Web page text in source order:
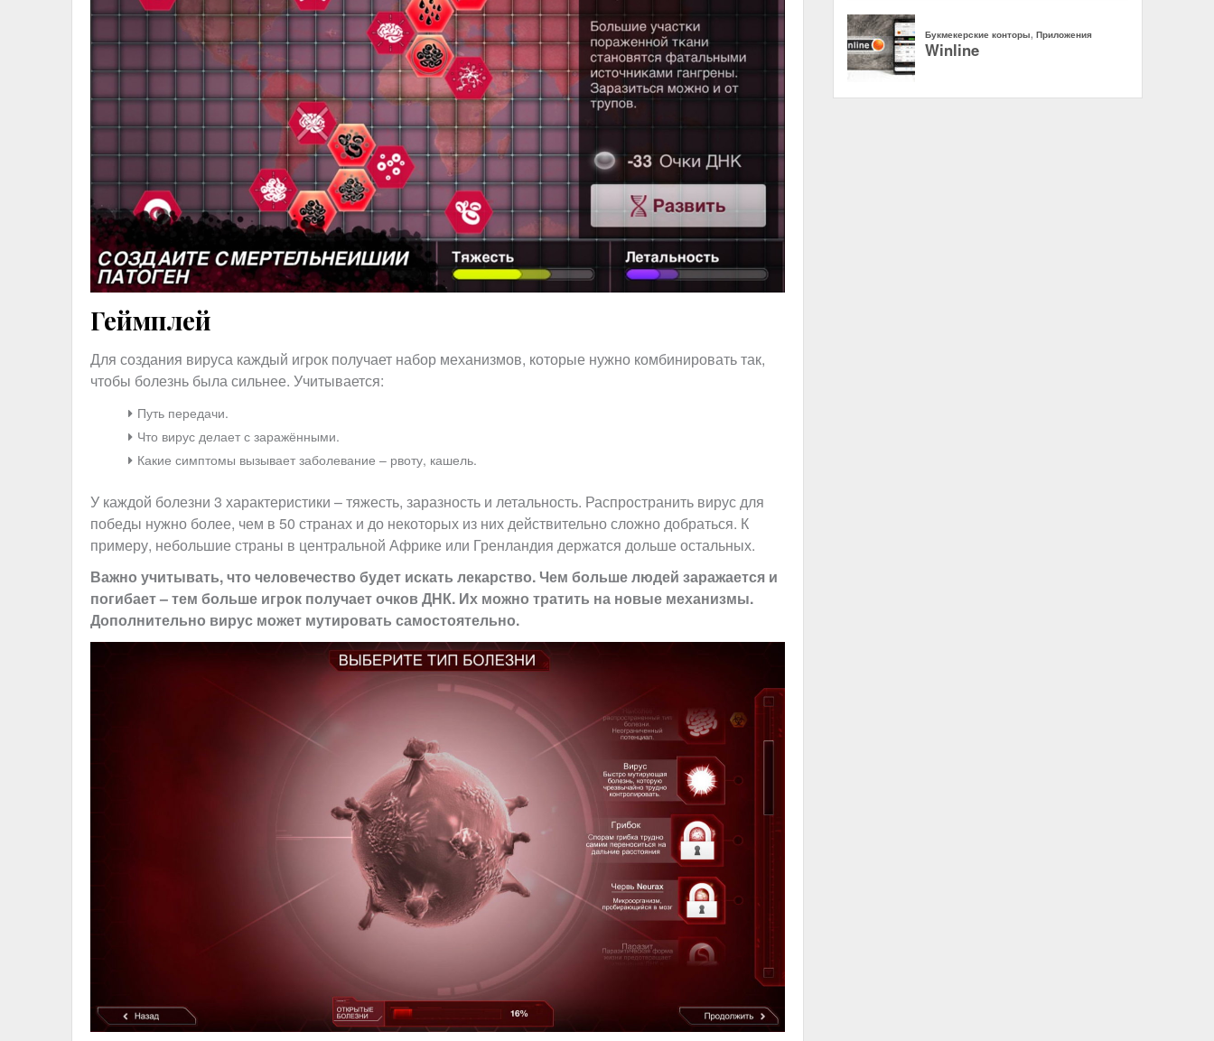
Геймплей
Для создания вируса каждый игрок получает набор механизмов, которые нужно комбинировать так,
чтобы болезнь была сильнее. Учитывается:
Путь передачи.
Что вирус делает с заражёнными.
Какие симптомы вызывает заболевание – рвоту, кашель.
У каждой болезни 3 характеристики – тяжесть, заразность и летальность. Распространить вирус для
победы нужно более, чем в 50 странах и до некоторых из них действительно сложно добраться. К
примеру, небольшие страны в центральной Африке или Гренландия держатся дольше остальных.
Важно учитывать, что человечество будет искать лекарство. Чем больше людей заражается и
погибает – тем больше игрок получает очков ДНК. Их можно тратить на новые механизмы.
Дополнительно вирус может мутировать самостоятельно.